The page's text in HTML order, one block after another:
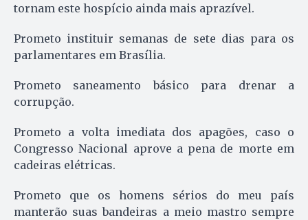
tornam este hospício ainda mais aprazível.
Prometo instituir semanas de sete dias para os
parlamentares em Brasília.
Prometo saneamento básico para drenar a
corrupção.
Prometo a volta imediata dos apagões, caso o
Congresso Na­cional aprove a pena de morte em
cadeiras elétricas.
Prometo que os homens sérios do meu país
manterão suas bandeiras a meio mastro sempre